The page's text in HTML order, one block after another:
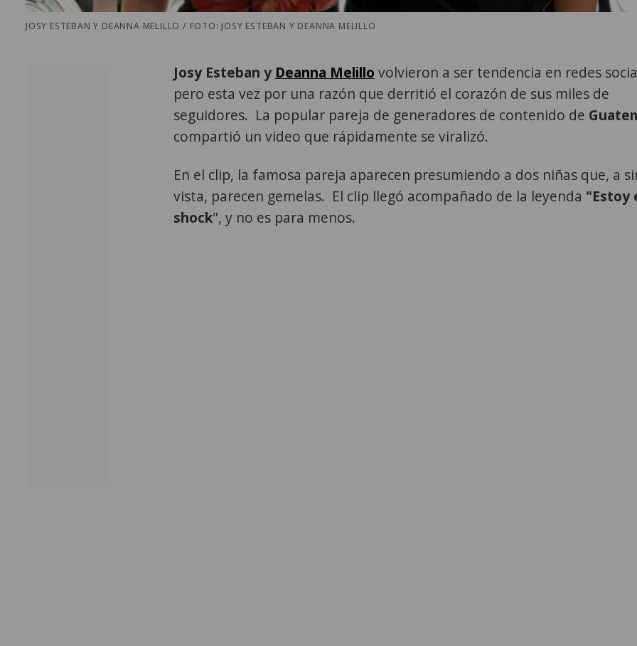
JOSY ESTEBAN Y DEANNA MELILLO / FOTO: JOSY ESTEBAN Y DEANNA MELILLO
Josy Esteban y Deanna Melillo volvieron a ser tendencia en redes
pero esta vez por una razón que derritió el corazón de sus miles de
seguidores. La popular pareja de generadores de contenido de
compartió un video que rápidamente se viralizó.
En el clip, la famosa pareja aparecen presumiendo a dos niñas que, a
vista, parecen gemelas. El clip llegó acompañado de la leyenda "Estoy
shock", y no es para menos.